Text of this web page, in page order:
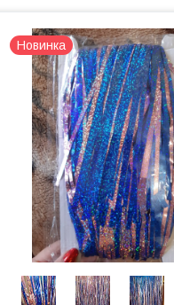
Новинка